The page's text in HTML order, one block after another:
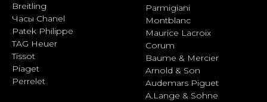
Breitling
Часы Chanel
Patek Philippe
TAG Heuer
Tissot
Piaget
Perrelet
Parmigiani
Montblanc
Maurice Lacroix
Corum
Baume & Mercier
Arnold & Son
Audemars Piguet
A.Lange & Sohne